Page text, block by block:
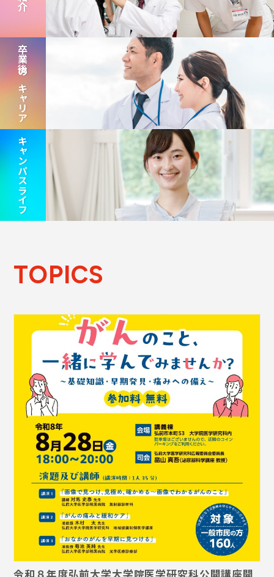
卒業後のキャリア
キャンパスライフ
TOPICS